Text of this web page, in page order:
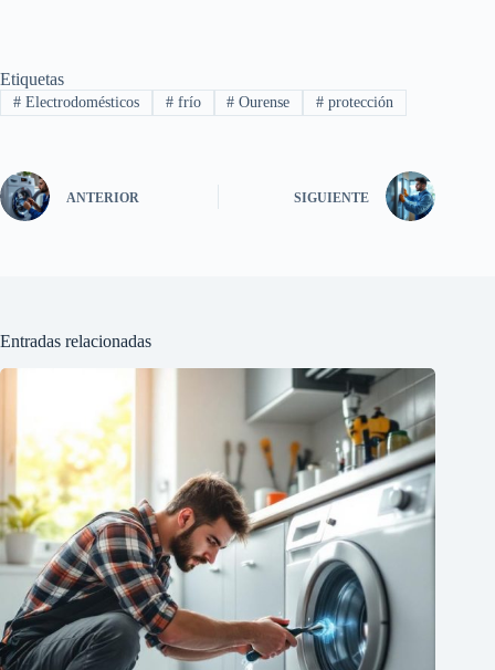
Etiquetas
#Electrodomésticos #frío # Ourense # protección
ANTERIOR SIGUIENTE
Entradas relacionadas